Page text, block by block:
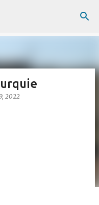
principal
2022